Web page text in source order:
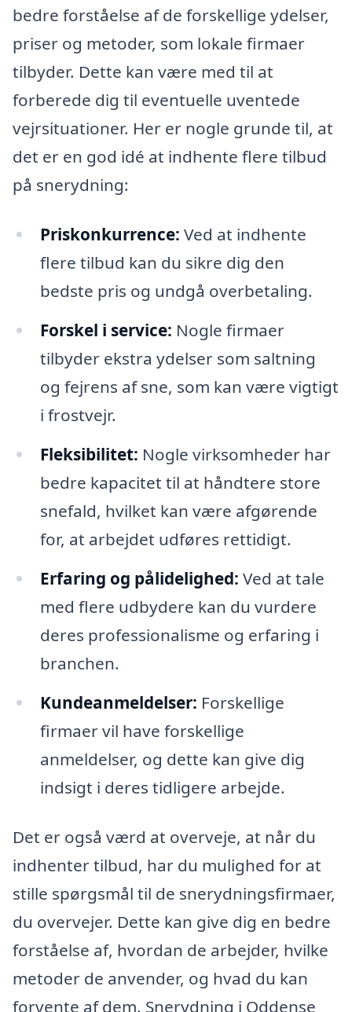
bedre forståelse af de forskellige ydelser,
priser og metoder, som lokale firmaer
tilbyder. Dette kan være med til at
forberede dig til eventuelle uventede
vejrsituationer. Her er nogle grunde til, at
det er en god idé at indhente flere tilbud
på snerydning:
Priskonkurrence: Ved at indhente
flere tilbud kan du sikre dig den
bedste pris og undgå overbetaling.
Forskel i service: Nogle firmaer
tilbyder ekstra ydelser som saltning
og fejrens af sne, som kan være vigtigt
i frostvejr.
Fleksibilitet: Nogle virksomheder har
bedre kapacitet til at håndtere store
snefald, hvilket kan være afgørende
for, at arbejdet udføres rettidigt.
Erfaring og pålidelighed: Ved at tale
med flere udbydere kan du vurdere
deres professionalisme og erfaring i
branchen.
Kundeanmeldelser: Forskellige
firmaer vil have forskellige
anmeldelser, og dette kan give dig
indsigt i deres tidligere arbejde.
Det er også værd at overveje, at når du
indhenter tilbud, har du mulighed for at
stille spørgsmål til de snerydningsfirmaer,
du overvejer. Dette kan give dig en bedre
forståelse af, hvordan de arbejder, hvilke
metoder de anvender, og hvad du kan
forvente af dem. Snerydning i Oddense